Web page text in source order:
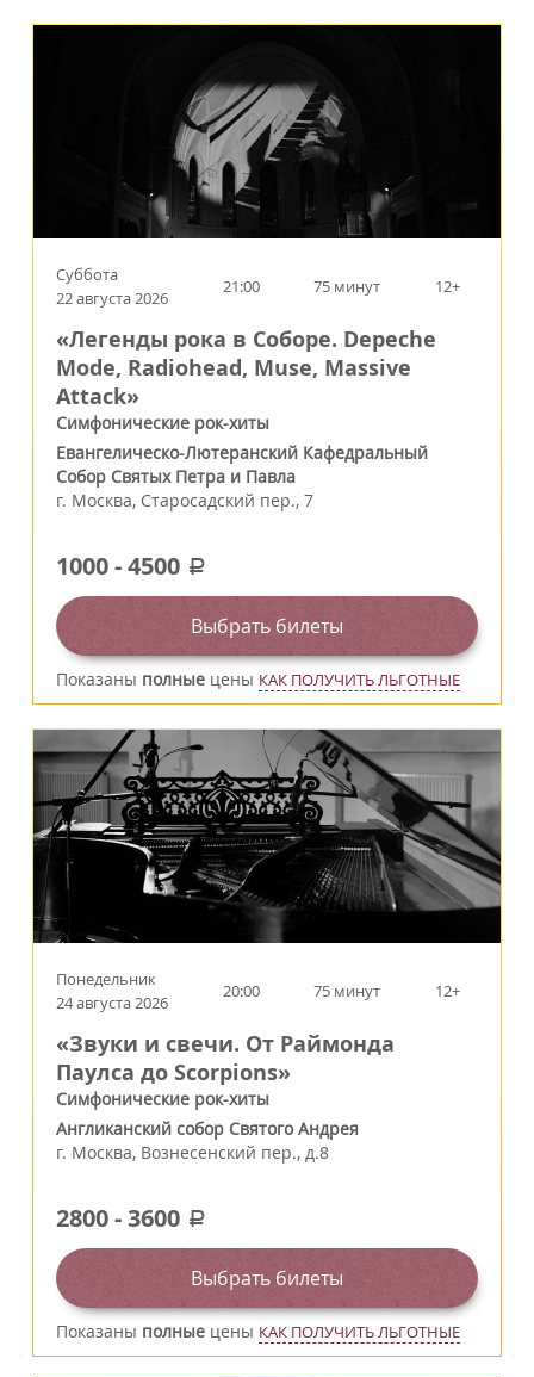
Суббота
22 августа 2026
21:00 75 минут 12+
«Легенды рока в Соборе. Depeche
Mode, Radiohead, Muse, Massive
Attack»
Симфонические рок-хиты
Евангелическо-Лютеранский Кафедральный
Собор Святых Петра и Павла
г. Москва, Старосадский пер., 7
1000-4500 a
Выбрать билеты
Показаны полные цены КАК ПОЛУЧИТЬ ЛЬГОТНЫЕ
Понедельник
24 августа 2026
20:00 75 минут 12+
«Звуки и свечи. От Раймонда
Паулса до Scorpions»
Симфонические рок-хиты
Англиканский собор Святого Андрея
г. Москва, Вознесенский пер., д.8
2800-3600 a
Выбрать билеты
Показаны полные цены КАК ПОЛУЧИТЬ ЛЬГОТНЫЕ